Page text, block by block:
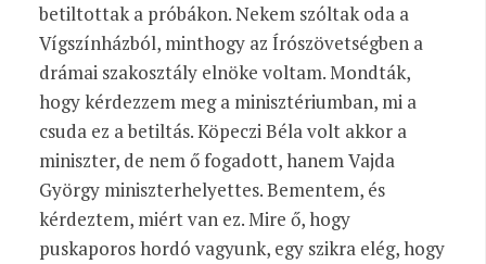
betiltottak a próbákon. Nekem szóltak oda a
Vígszínházból, minthogy az Írószövetségben a
drámai szakosztály elnöke voltam. Mondták,
hogy kérdezzem meg a minisztériumban, mi a
csuda ez a betiltás. Köpeczi Béla volt akkor a
miniszter, de nem ő fogadott, hanem Vajda
György miniszterhelyettes. Bementem, és
kérdeztem, miért van ez. Mire ő, hogy
puskaporos hordó vagyunk, egy szikra elég, hogy